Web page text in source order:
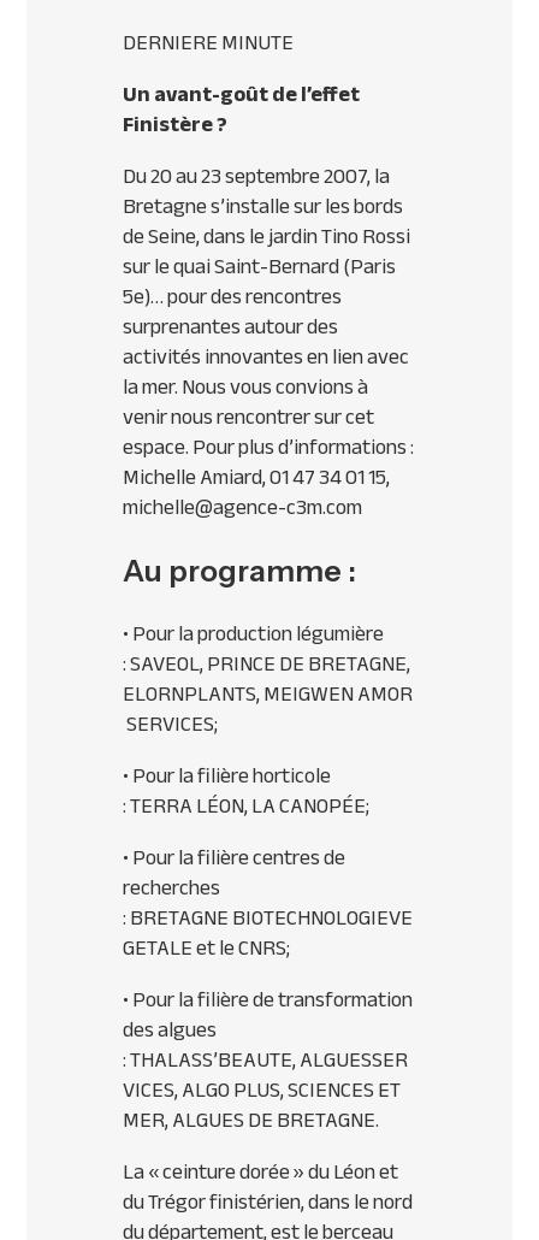
DERNIEREMINUTE
Un avant-goût de l’effet
Finistère ?
Du 20 au 23 septembre 2007, la
Bretagne s’installe sur les bords
de Seine, dans le jardin Tino Rossi
sur le quai Saint-Bernard (Paris
5e)… pour des rencontres
surprenantes autour des
activités innovantes en lien avec
la mer. Nous vous convions à
venir nous rencontrer sur cet
espace. Pour plus d’informations :
Michelle Amiard, 01 47 34 01 15,
michelle@agence-c3m.com
Au programme :
• Pour la production légumière
:SAVEOL,PRINCEDEBRETAGNE,
ELORNPLANTS,MEIGWENAMOR
SERVICES;
• Pour la filière horticole
:TERRALÉON, LACANOPÉE;
• Pour la filière centres de
recherches
:BRETAGNEBIOTECHNOLOGIEVE
GETALEet leCNRS;
• Pour la filière de transformation
des algues
:THALASS’BEAUTE,ALGUESSER
VICES,ALGOPLUS,SCIENCESET
MER,ALGUESDEBRETAGNE.
La « ceinture dorée » du Léon et
du Trégor finistérien, dans le nord